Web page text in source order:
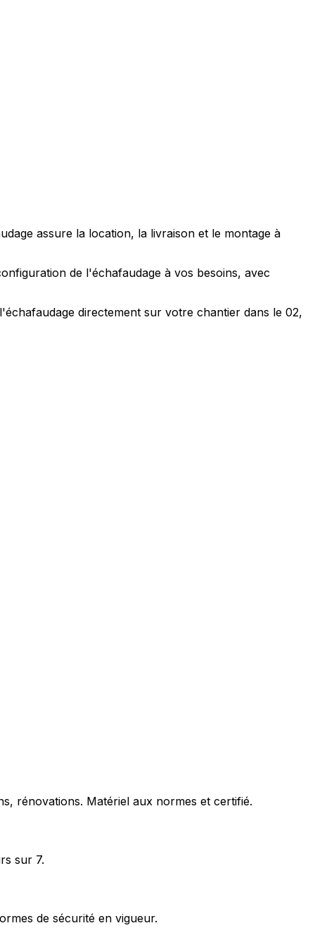
assure la location, la livraison et le montage à
de l'échafaudage à vos besoins, avec
directement sur votre chantier dans le 02,
rénovations. Matériel aux normes et certifié.
sur 7.
de sécurité en vigueur.